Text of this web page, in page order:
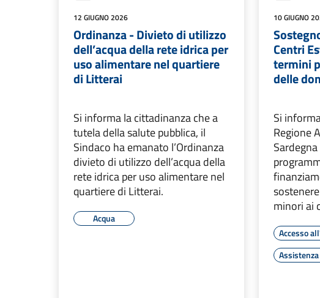
12 GIUGNO 2026
Ordinanza - Divieto di utilizzo
dell’acqua della rete idrica per
uso alimentare nel quartiere
di Litterai
Si informa la cittadinanza che a
tutela della salute pubblica, il
Sindaco ha emanato l’Ordinanza
divieto di utilizzo dell’acqua della
rete idrica per uso alimentare nel
quartiere di Litterai.
Acqua
10 GIUGNO
Centri
termini
delle
Si
Regione
minori ai
Accesso